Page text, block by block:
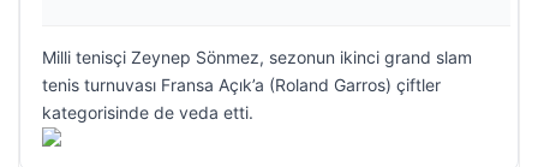
Milli tenisçi Zeynep Sönmez, sezonun ikinci grand slam
tenis turnuvası Fransa Açık’a (Roland Garros) çiftler
kategorisinde de veda etti.